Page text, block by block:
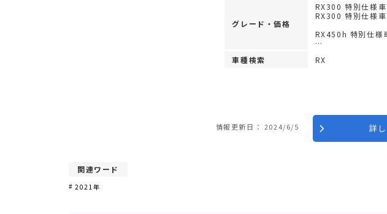
グレード・価格
RX300 特別仕様
RX300 特別仕様
RX450h 特別仕
…
車種検索
RX
情報更新日： 2024/6/5 詳
関連ワード
2021年